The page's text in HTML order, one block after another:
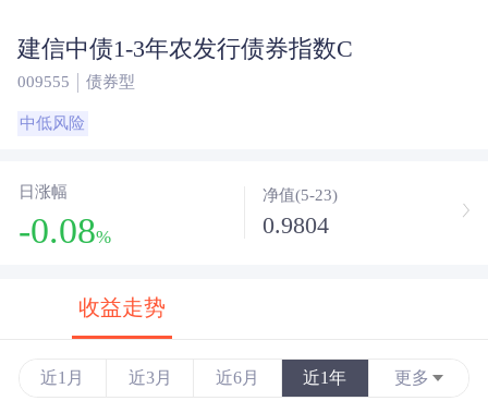
建信中债1-3年农发行债券指数C
009555 债券型
中低风险
日涨幅
-0.08%
净值(5-23)
0.9804
收益走势
近1月 近3月 近6月 近1年 更多